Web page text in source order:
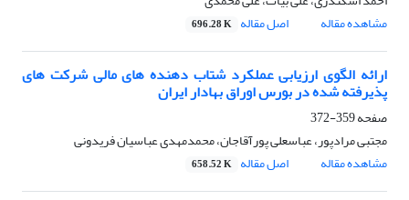
مشاهده مقاله
اصل مقاله 696.28 K
ارائه الگوی ارزیابی عملکرد شتاب دهنده های مالی شرکت های
پذیرفته شده در بورس اوراق بهادار ایران
صفحه359-372
مجتبی مرادپور، عباسعلی پورآقاجان، محمدمهدی عباسیان فریدونی
مشاهده مقاله
اصل مقاله 658.52 K